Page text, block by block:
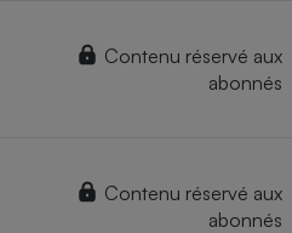
Contenu réservé aux
abonnés
Contenu réservé aux
abonnés